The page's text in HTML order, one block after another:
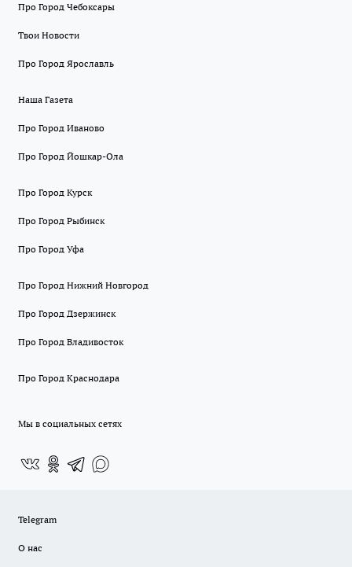
Про Город Чебоксары
Твои Новости
Про Город Ярославль
Наша Газета
Про Город Иваново
Про Город Йошкар-Ола
Про Город Курск
Про Город Рыбинск
Про Город Уфа
Про Город Нижний Новгород
Про Город Дзержинск
Про Город Владивосток
Про Город Краснодара
Мы в социальных сетях
Telegram
О нас